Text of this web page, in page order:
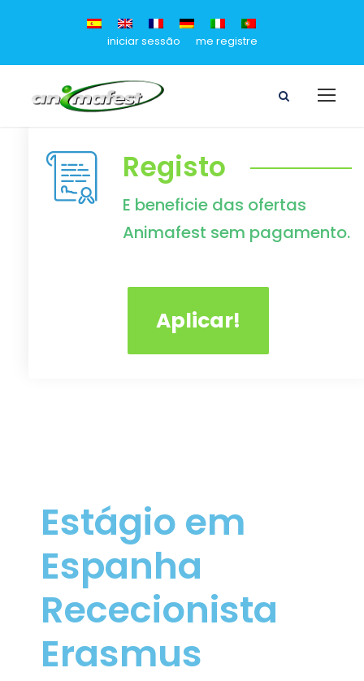
iniciar sessão me registre
Registo
E beneficie das ofertas
Animafest sem pagamento.
Aplicar!
Estágio em
Espanha
Rececionista
Erasmus